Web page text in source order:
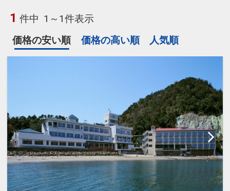
1 件中 1～1件表示
価格の安い順
価格の高い順 人気順